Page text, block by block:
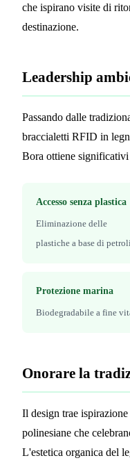
che ispirano visite di
destinazione.
Leadership
Passando dalle
braccialetti RFID in
Bora ottiene
Accesso senza plastica
Eliminazione delle
plastiche a base di
Protezione marina
Biodegradabile a fine
Onorare la
Il design trae
polinesiane che
L'estetica organica del